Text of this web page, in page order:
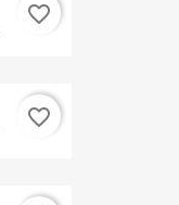
favorite_border
favorite_border